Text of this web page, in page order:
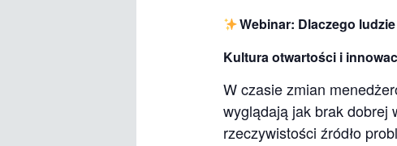
Webinar: Dlaczego
Kultura otwartości i
W czasie zmian
wyglądają jak brak dobrej
rzeczywistości źródło